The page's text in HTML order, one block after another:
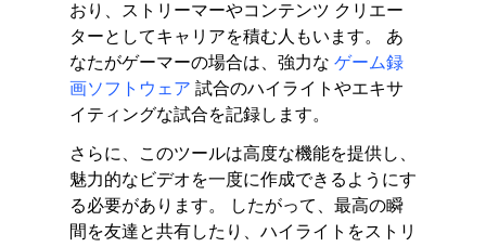
おり、ストリーマーやコンテンツ クリエー
ターとしてキャリアを積む人もいます。 あ
なたがゲーマーの場合は、強力な ゲーム録
画ソフトウェア 試合のハイライトやエキサ
イティングな試合を記録します。
さらに、このツールは高度な機能を提供し、
魅力的なビデオを一度に作成できるようにす
る必要があります。 したがって、最高の瞬
間を友達と共有したり、ハイライトをストリ